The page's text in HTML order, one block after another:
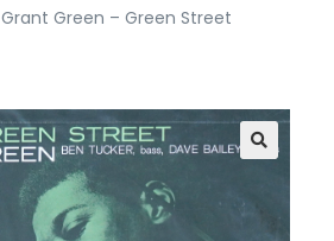
Grant Green – Green Street